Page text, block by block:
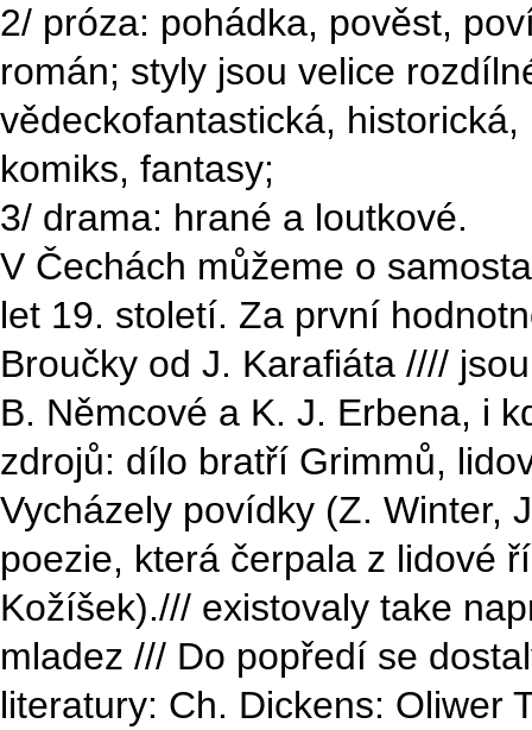
2/ próza: pohádka, pověst,
román; styly jsou velice
vědeckofantastická,
komiks, fantasy;
3/ drama: hrané a loutkové.
V Čechách můžeme o
let 19. století. Za první
Broučky od J. Karafiáta ////
B. Němcové a K. J. Erbena, i
zdrojů: dílo bratří Grimmů,
Vycházely povídky (Z. Winter,
poezie, která čerpala z lidové
Kožíšek)./// existovaly take
mladez /// Do popředí se
literatury: Ch. Dickens: Oliwer